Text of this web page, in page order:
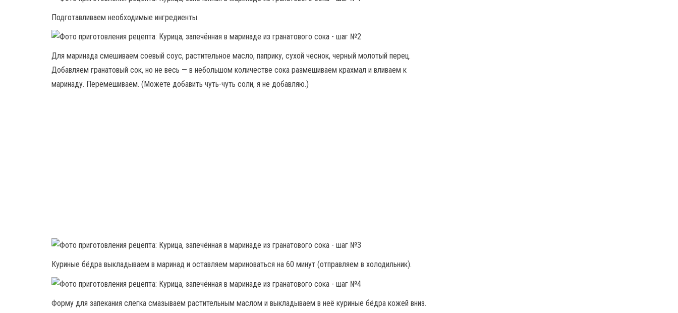
Подготавливаем необходимые ингредиенты.
Для маринада смешиваем соевый соус, растительное масло, паприку, сухой чеснок, черный молотый перец.
Добавляем гранатовый сок, но не весь — в небольшом количестве сока размешиваем крахмал и вливаем к
маринаду. Перемешиваем. (Можете добавить чуть-чуть соли, я не добавляю.)
Куриные бёдра выкладываем в маринад и оставляем мариноваться на 60 минут (отправляем в холодильник).
Форму для запекания слегка смазываем растительным маслом и выкладываем в неё куриные бёдра кожей вниз.